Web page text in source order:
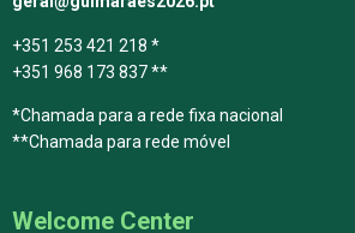
+351 253 421 218 *
+351 968 173 837 **
*Chamada para a rede fixa nacional
**Chamada para rede móvel
Welcome Center